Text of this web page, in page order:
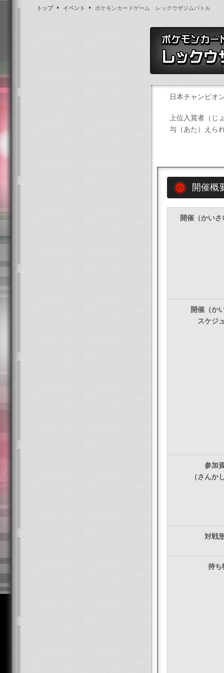
トップ イベント ポケモンカードゲーム レックウザジムバトル
日本チャンピオ
上位入賞者（じ
与（あた）えら
開催概
開催（かい
開催（か
スケジ
参加
（さんか
対戦
持ち